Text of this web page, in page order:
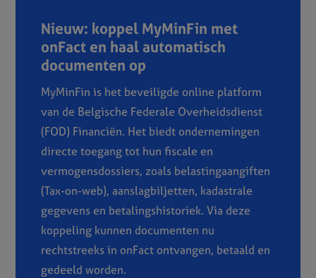
Nieuw: koppel MyMinFin met
onFact en haal automatisch
documenten op
MyMinFin is het beveiligde online platform
van de Belgische Federale Overheidsdienst
(FOD) Financiën. Het biedt ondernemingen
directe toegang tot hun fiscale en
vermogensdossiers, zoals belastingaangiften
(Tax-on-web), aanslagbiljetten, kadastrale
gegevens en betalingshistoriek. Via deze
koppeling kunnen documenten nu
rechtstreeks in onFact ontvangen, betaald en
gedeeld worden.